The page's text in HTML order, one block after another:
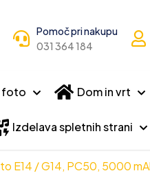
Pomoč pri nakupu
031 364 184
foto Dom in vrt
Izdelava spletnih strani
E14 / G14, PC50, 5000